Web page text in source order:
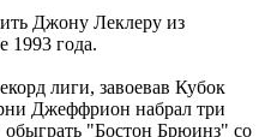
Джону Леклеру из
1993 года.
лиги, завоевав Кубок
Джеффрион набрал три
"Бостон Брюинз" со